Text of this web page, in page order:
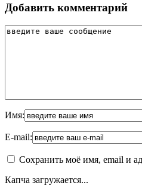
Добавить комментарий
Имя:
E-mail:
Сохранить моё имя, email и
Капча загружается...